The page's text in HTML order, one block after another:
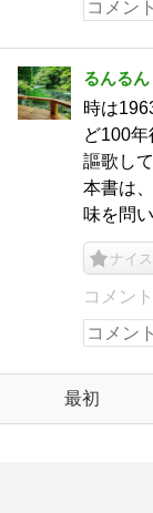
るんるん
時は
ど100
謳歌し
本書は
味を問
ナイス
コメン
最初